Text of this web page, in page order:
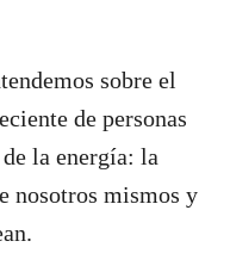
sobre el
de personas
la energía: la
nosotros mismos y